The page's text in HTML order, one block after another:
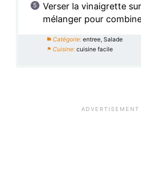
Verser la vinaigrette
mélanger pour
Catégorie: entree, Salade
Cuisine: cuisine facile